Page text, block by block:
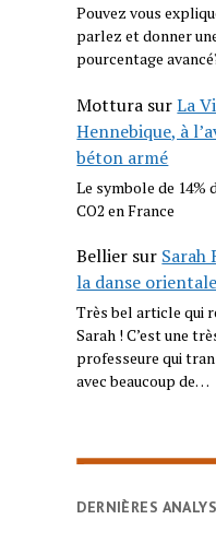
Pouvez vous
parlez et donner
pourcentage
Mottura surLa
Hennebique, à
béton armé
Le symbole de 14%
CO2 en France
Bellier sur Sarah
la danse
Très bel article qui
Sarah ! C’est une
professeure qui
avec beaucoup de…
DERNIÈRES